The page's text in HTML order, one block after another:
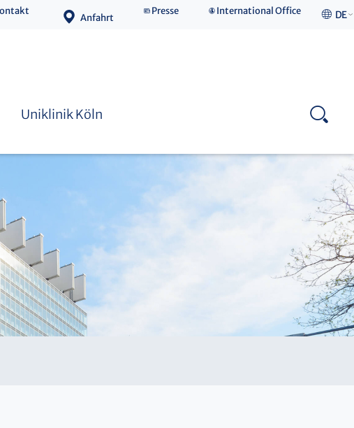
Anfahrt
Presse International Office DE
Uniklinik Köln